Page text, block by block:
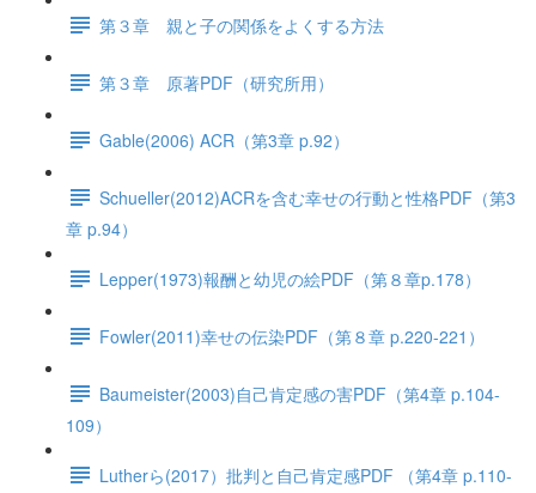
第３章 親と子の関係をよくする方法
第３章 原著PDF（研究所用）
Gable(2006) ACR（第3章 p.92）
Schueller(2012)ACRを含む幸せの行動と性格PDF（第3
章 p.94）
Lepper(1973)報酬と幼児の絵PDF（第８章p.178）
Fowler(2011)幸せの伝染PDF（第８章 p.220-221）
Baumeister(2003)自己肯定感の害PDF（第4章 p.104-
109）
Lutherら(2017）批判と自己肯定感PDF （第4章 p.110-